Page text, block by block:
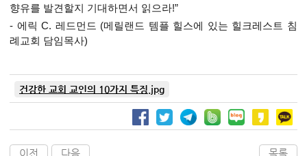
향유를 발견할지 기대하면서 읽으라!”
- 에릭 C. 레드먼드 (메릴랜드 템플 힐스에 있는 힐크레스트 침
례교회 담임목사)
건강한 교회 교인의 10가지 특징.jpg
이전 다음 목록